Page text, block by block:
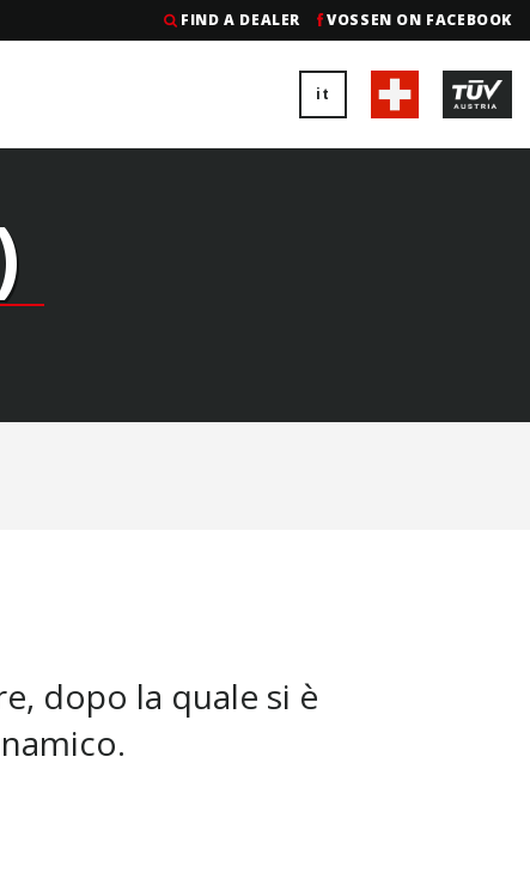
FIND A DEALER VOSSEN ON FACEBOOK
it
dopo la quale si è